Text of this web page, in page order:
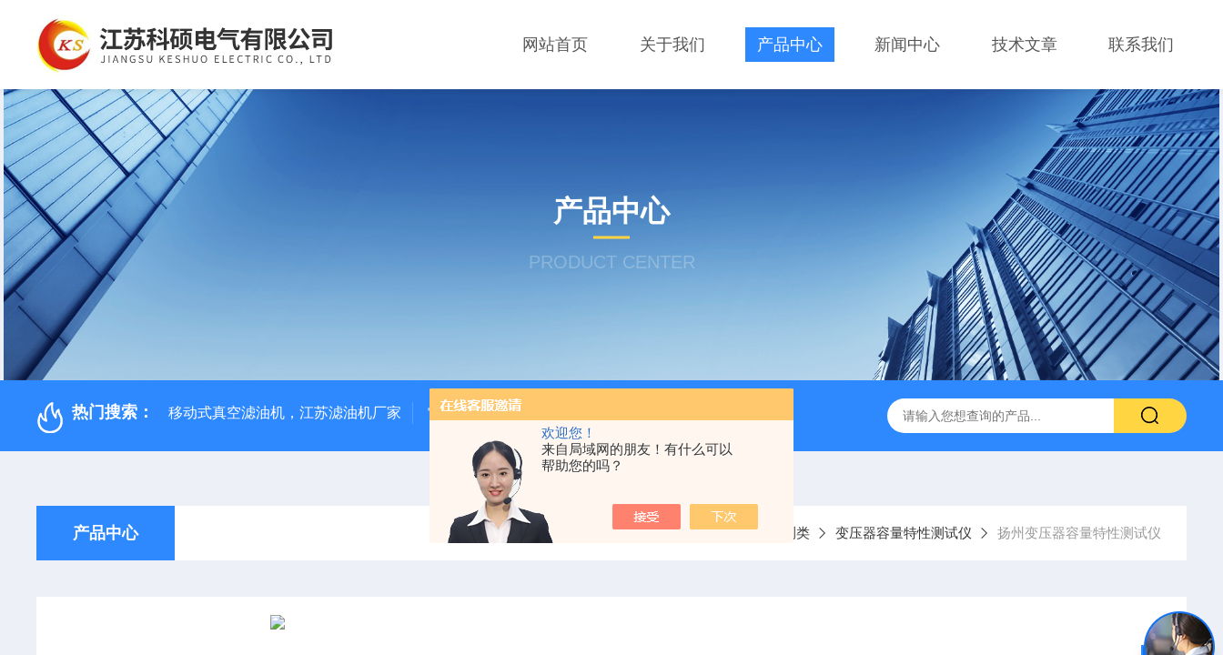
欢迎您！
来自局域网的朋友！有什么可以
帮助您的吗？
网站首页 关于我们 产品中心 新闻中心 技术文章 联系我们
产品中心
PRODUCT CENTER
热门搜索： 移动式真空滤油机，江苏滤油机厂家 雷电冲击发生器 复合绝缘子拉力试验机 矿用电缆打压设备 超低频耐
产品中心 当前位置： 产品中心 变压器产品检测类 变压器容量特性测试仪 扬州变压器容量特性测试仪